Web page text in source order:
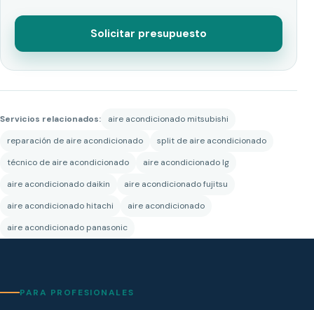
Solicitar presupuesto
Servicios relacionados:
aire acondicionado mitsubishi
reparación de aire acondicionado
split de aire acondicionado
técnico de aire acondicionado
aire acondicionado lg
aire acondicionado daikin
aire acondicionado fujitsu
aire acondicionado hitachi
aire acondicionado
aire acondicionado panasonic
PARA PROFESIONALES